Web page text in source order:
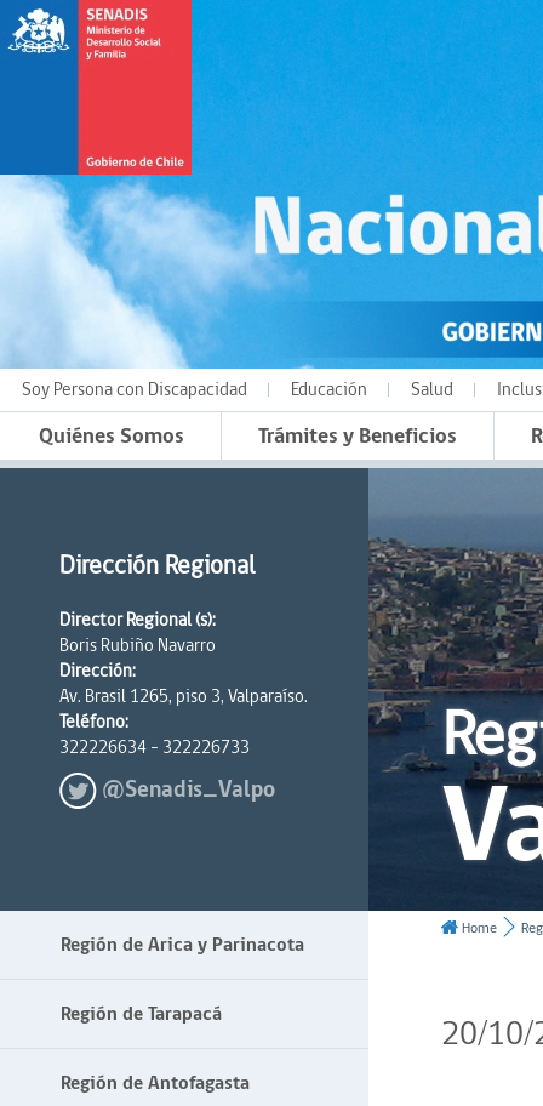
Soy Persona con Discapacidad Educación Salud
Quiénes Somos Trámites y Beneficios
Dirección Regional
Director Regional (s):
Boris Rubiño Navarro
Dirección:
Av. Brasil 1265, piso 3, Valparaíso.
Teléfono:
322226634 - 322226733
@Senadis_Valpo
Región de Arica y Parinacota
Región de Tarapacá
Región de Antofagasta
Home
20/